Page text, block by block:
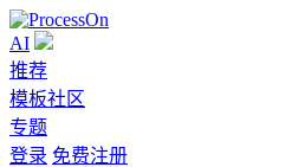
AI
推荐
模板社区
专题
登录 免费注册